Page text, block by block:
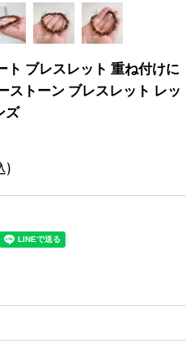
ト ブレスレット 重ね付けに
ストーン ブレスレット レッ
ズ
)